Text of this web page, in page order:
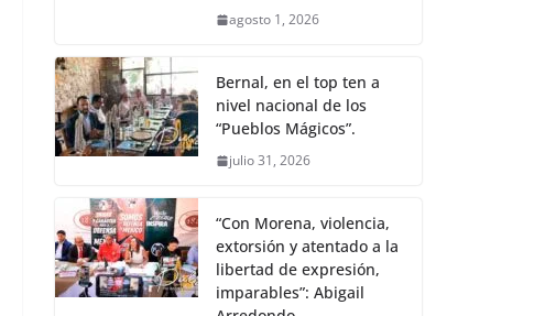
agosto 1, 2026
Bernal, en el top ten a
nivel nacional de los
“Pueblos Mágicos”.
julio 31, 2026
“Con Morena, violencia,
extorsión y atentado a la
libertad de expresión,
imparables”: Abigail